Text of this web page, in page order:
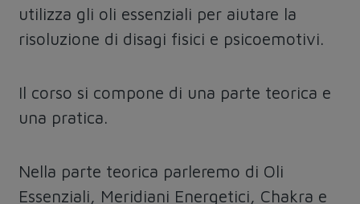
utilizza gli oli essenziali per aiutare la
risoluzione di disagi fisici e psicoemotivi.
Il corso si compone di una parte teorica e
una pratica.
Nella parte teorica parleremo di Oli
Essenziali, Meridiani Energetici, Chakra e